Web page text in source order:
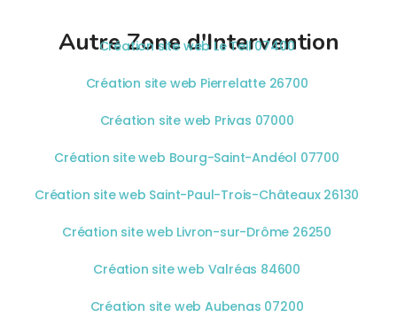
Autre Zone d'Intervention
Création site web Le Teil 07400
Création site web Pierrelatte 26700
Création site web Privas 07000
Création site web Bourg-Saint-Andéol 07700
Création site web Saint-Paul-Trois-Châteaux 26130
Création site web Livron-sur-Drôme 26250
Création site web Valréas 84600
Création site web Aubenas 07200